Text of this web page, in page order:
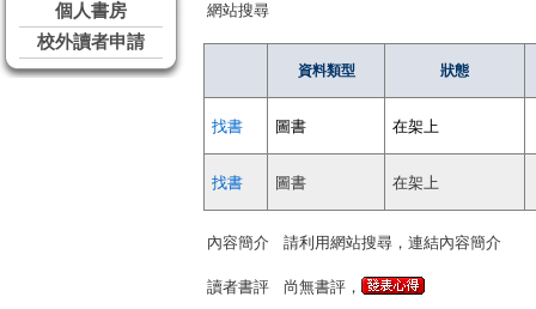
個人書房
校外讀者申請
網站搜尋
資料類型 狀態
找書 圖書 在架上
找書 圖書 在架上
內容簡介 請利用網站搜尋，連結內容簡介
讀者書評 尚無書評，